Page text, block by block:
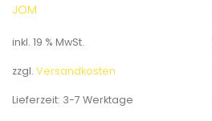
JOM
inkl. 19 % MwSt.
zzgl. Versandkosten
Lieferzeit: 3-7 Werktage